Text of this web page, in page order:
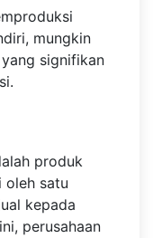
mungkin
signifikan
produk
oleh satu
kepada
perusahaan